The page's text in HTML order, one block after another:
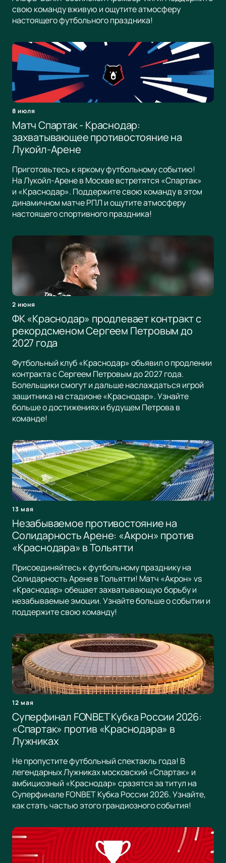
свою команду вживую и ощутите атмосферу
настоящего футбольного праздника!
8 июля
Матч Спартак - Краснодар:
захватывающее противостояние на
Лукойл-Арене
Приготовьтесь к яркому футбольному событию!
На Лукойл-Арене в Москве встретятся «Спартак»
и «Краснодар». Поддержите свою команду в этом
динамичном матче РПЛ и ощутите атмосферу
настоящего спортивного праздника!
2 июня
ФК «Краснодар» продлевает контракт с
рекордсменом Сергеем Петровым до
2027 года
Футбольный клуб «Краснодар» объявил о продлении
контракта с Сергеем Петровым до 2027 года.
Болельщики смогут и дальше наслаждаться игрой
защитника на стадионе «Краснодар». Узнайте
больше о достижениях и будущем Петрова в
команде!
13 мая
Незабываемое противостояние на
Солидарность Арене: «Акрон» против
«Краснодара» в Тольятти
Присоединяйтесь к футбольному празднику на
Солидарность Арене в Тольятти! Матч «Акрон» vs
«Краснодар» обещает захватывающую борьбу и
незабываемые эмоции. Узнайте больше о событии и
поддержите свою команду!
12 мая
Суперфинал FONBET Кубка России 2026:
«Спартак» против «Краснодара» в
Лужниках
Не пропустите футбольный спектакль года! В
легендарных Лужниках московский «Спартак» и
амбициозный «Краснодар» сразятся за титул на
Суперфинале FONBET Кубка России 2026. Узнайте,
как стать частью этого грандиозного события!